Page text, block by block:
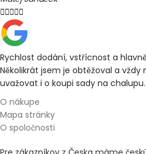

Rychlost dodání, vstřícnost a
Několikrát jsem je obtěžoval a vždy
uvažovat i o koupi sady na chalupu.
O nákupe
Mapa stránky
O spoločnosti